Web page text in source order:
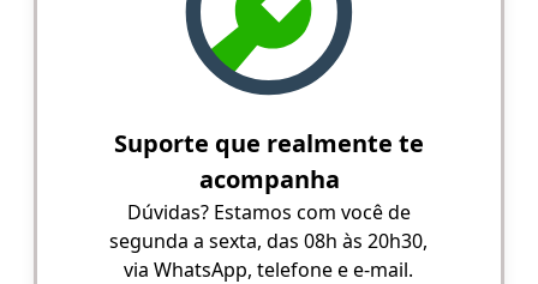
Suporte que realmente te
acompanha
Dúvidas? Estamos com você de
segunda a sexta, das 08h às 20h30,
via WhatsApp, telefone e e-mail.